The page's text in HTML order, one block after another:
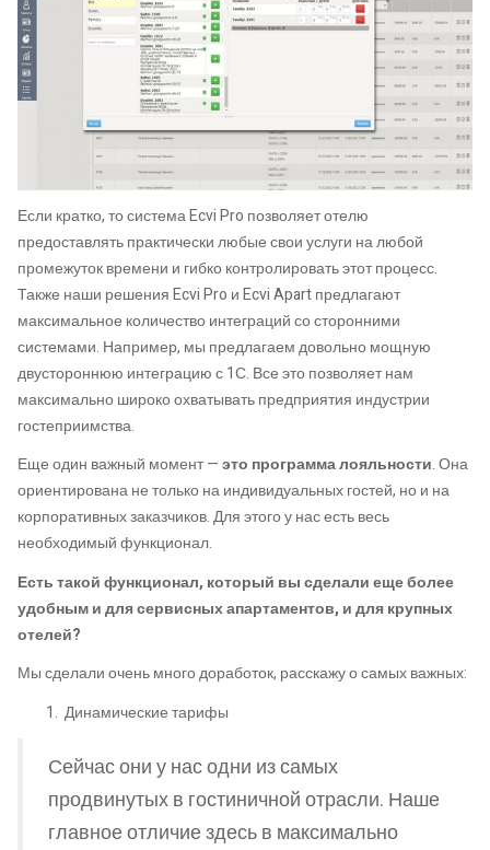
Если кратко, то система Ecvi Pro позволяет отелю
предоставлять практически любые свои услуги на любой
промежуток времени и гибко контролировать этот процесс.
Также наши решения Ecvi Pro и Ecvi Apart предлагают
максимальное количество интеграций со сторонними
системами. Например, мы предлагаем довольно мощную
двустороннюю интеграцию с 1С. Все это позволяет нам
максимально широко охватывать предприятия индустрии
гостеприимства.
Еще один важный момент —это программа лояльности. Она
ориентирована не только на индивидуальных гостей, но и на
корпоративных заказчиков. Для этого у нас есть весь
необходимый функционал.
Есть такой функционал, который вы сделали еще более
удобным и для сервисных апартаментов, и для крупных
отелей?
Мы сделали очень много доработок, расскажу о самых важных:
Динамические тарифы
Сейчас они у нас одни из самых
продвинутых в гостиничной отрасли. Наше
главное отличие здесь в максимально